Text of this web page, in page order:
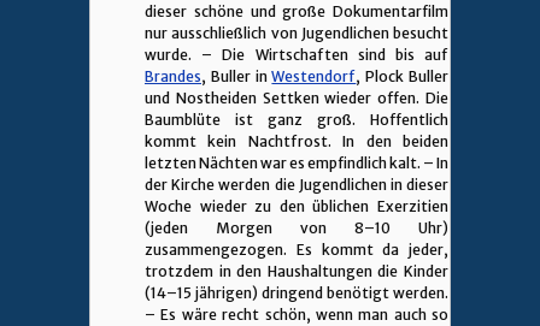
dieser schöne und große Dokumentarfilm
nur ausschließlich von Jugendlichen besucht
wurde. – Die Wirtschaften sind bis auf
Brandes, Buller inWestendorf, Plock Buller
und Nostheiden Settken wieder offen. Die
Baumblüte ist ganz groß. Hoffentlich
kommt kein Nachtfrost. In den beiden
letzten Nächten war es empfindlich kalt. – In
der Kirche werden die Jugendlichen in dieser
Woche wieder zu den üblichen Exerzitien
(jeden Morgen von 8–10 Uhr)
zusammengezogen. Es kommt da jeder,
trotzdem in den Haushaltungen die Kinder
(14–15 jährigen) dringend benötigt werden.
– Es wäre recht schön, wenn man auch so